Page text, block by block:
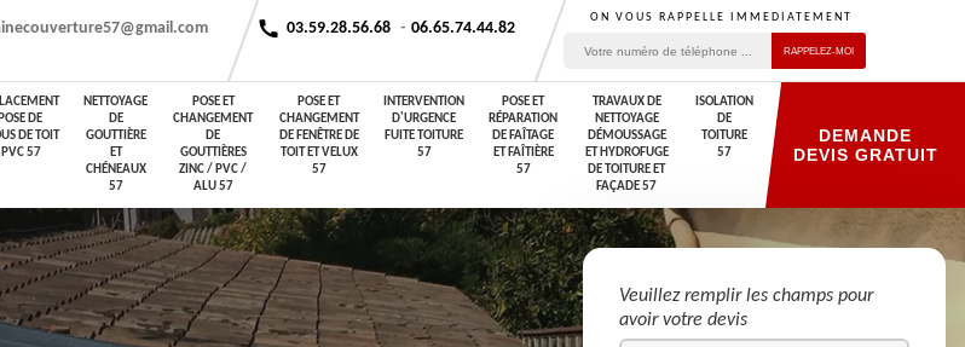
03.59.28.56.68 - 06.65.74.44.82
ON VOUS RAPPELLE IMMEDIATEMENT
DE
DE TOIT
PVC 57
NETTOYAGE
DE
GOUTTIÈRE
ET
CHÉNEAUX
57
POSE ET
CHANGEMENT
DE
GOUTTIÈRES
ZINC / PVC /
ALU 57
POSE ET
CHANGEMENT
DE FENÊTRE DE
TOIT ET VELUX
57
INTERVENTION
D'URGENCE
FUITE TOITURE
57
POSE ET
RÉPARATION
DE FAÎTAGE
ET FAÎTIÈRE
57
TRAVAUX DE
NETTOYAGE
DÉMOUSSAGE
ET HYDROFUGE
DE TOITURE ET
FAÇADE 57
ISOLATION
DE
TOITURE
57
DEMANDE
DEVIS GRATUIT
Veuillez remplir les champs pour
avoir votre devis